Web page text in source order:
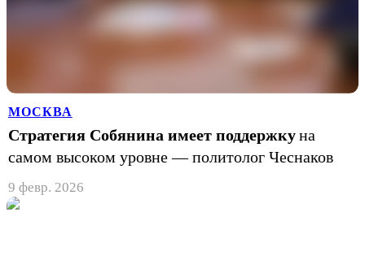
МОСКВА
Стратегия Собянина имеет поддержкуна
самом высоком уровне — политолог Чеснаков
9 февр. 2026